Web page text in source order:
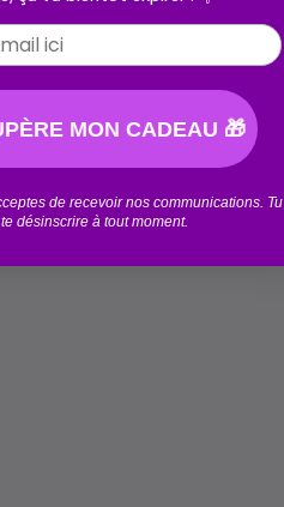
MON CADEAU 🎁
de recevoir nos communications. Tu
désinscrire à tout moment.